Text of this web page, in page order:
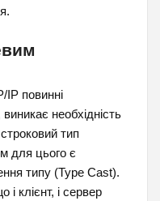
IP повинні
необхідність
тип
для цього є
типу (Type Cast).
клієнт, і сервер